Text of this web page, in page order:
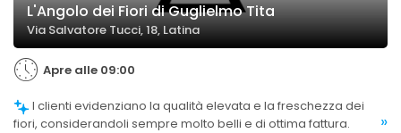
L'Angolo dei Fiori di Guglielmo Tita
Via Salvatore Tucci, 18, Latina
Apre alle 09:00
fiori, considerandoli sempre molto belli e di ottima fattura.
»